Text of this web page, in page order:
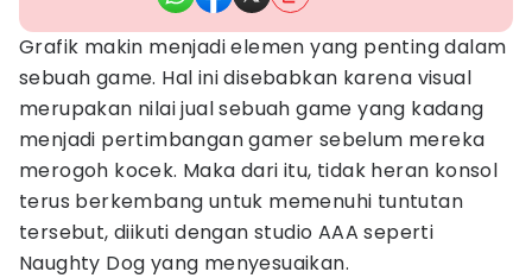
Grafik makin menjadi elemen yang penting dalam
sebuah game. Hal ini disebabkan karena visual
merupakan nilai jual sebuah game yang kadang
menjadi pertimbangan gamer sebelum mereka
merogoh kocek. Maka dari itu, tidak heran konsol
terus berkembang untuk memenuhi tuntutan
tersebut, diikuti dengan studio AAA seperti
Naughty Dog yang menyesuaikan.